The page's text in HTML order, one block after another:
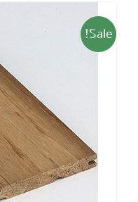
Sale!